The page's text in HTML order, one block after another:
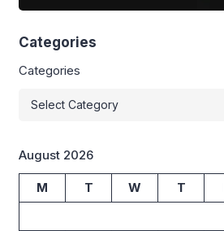
Categories
Categories
August 2026
M T W T